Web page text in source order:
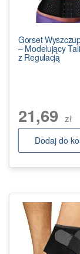
Gorset
– Modelujący
z Regulacją
21,69 zł
Dodaj do